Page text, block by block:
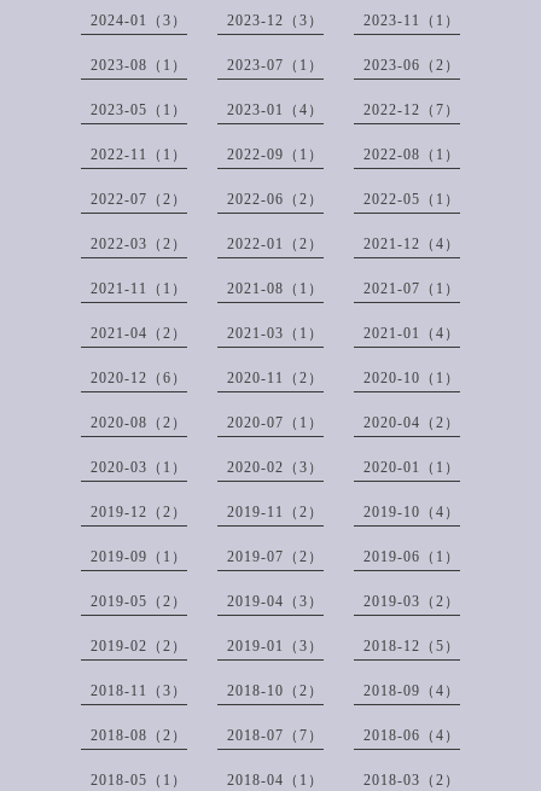
2024-01（3） 2023-12（3） 2023-11（1）
2023-08（1） 2023-07（1） 2023-06（2）
2023-05（1） 2023-01（4） 2022-12（7）
2022-11（1） 2022-09（1） 2022-08（1）
2022-07（2） 2022-06（2） 2022-05（1）
2022-03（2） 2022-01（2） 2021-12（4）
2021-11（1） 2021-08（1） 2021-07（1）
2021-04（2） 2021-03（1） 2021-01（4）
2020-12（6） 2020-11（2） 2020-10（1）
2020-08（2） 2020-07（1） 2020-04（2）
2020-03（1） 2020-02（3） 2020-01（1）
2019-12（2） 2019-11（2） 2019-10（4）
2019-09（1） 2019-07（2） 2019-06（1）
2019-05（2） 2019-04（3） 2019-03（2）
2019-02（2） 2019-01（3） 2018-12（5）
2018-11（3） 2018-10（2） 2018-09（4）
2018-08（2） 2018-07（7） 2018-06（4）
2018-05（1） 2018-04（1） 2018-03（2）